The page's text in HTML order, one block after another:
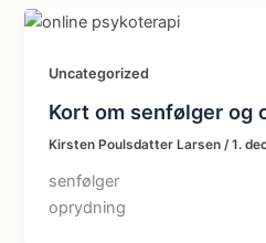
Uncategorized
Kort om senfølger og
Kirsten Poulsdatter Larsen/1.
senfølger
oprydning